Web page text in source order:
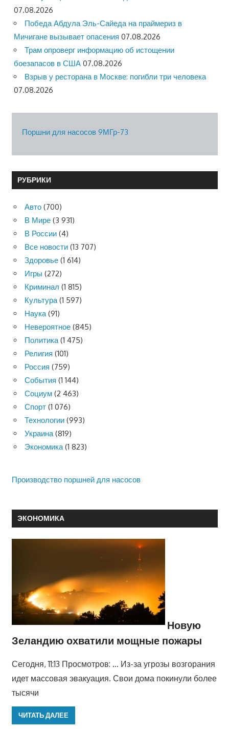
07.08.2026
Победа Абдула Эль-Сайеда на праймериз в
Мичигане вызывает опасения 07.08.2026
Трам опроверг информацию об истощении
боезапасов в США 07.08.2026
Взрыв у ресторана в Москве: погибли три человека
07.08.2026
Поршни для насосов 9МГр-73
РУБРИКИ
Авто (700)
В Мире (3 931)
В России (4)
Все новости (13 707)
Здоровье (1 614)
Игры (272)
Криминал (1 815)
Культура(1 597)
Наука(91)
Невероятное (845)
Политика(1 475)
Религия (101)
Россия (759)
События (1 144)
Социум (2 463)
Спорт (1 076)
Технологии (993)
Украина(819)
Экономика(1 823)
Производство поршней для насосов
ЭКОНОМИКА
Новую
Зеландию охватили мощные пожары
Сегодня, 11:13 Просмотров: … Из-за угрозы возгорания
идет массовая эвакуация. Свои дома покинули более
тысячи
ЧИТАТЬ ДАЛЕЕ